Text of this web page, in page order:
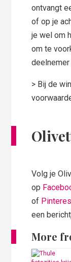
ontvangt
of op je
je wel om
om te
> Bij de
Volg je
op
of
een
More